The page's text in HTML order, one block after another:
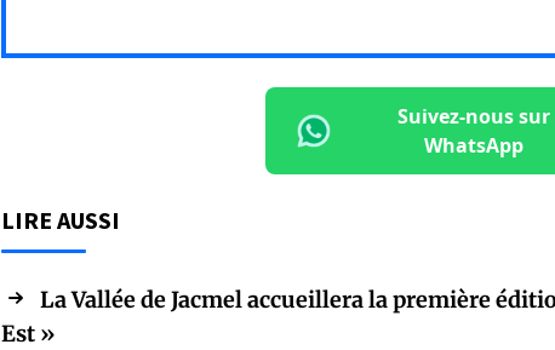
Suivez-nous sur
WhatsApp
LIRE AUSSI
La Vallée de Jacmel accueillera la première
Est »